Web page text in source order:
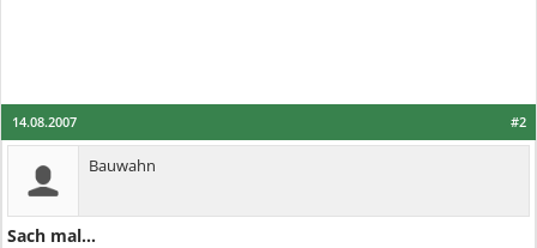
#2
14.08.2007
Bauwahn
Sach mal...